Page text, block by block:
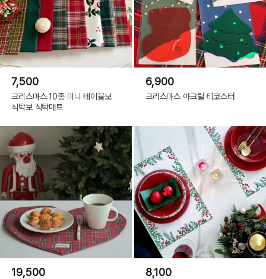
7,500
크리스마스 10종 미니 테이블보
식탁보 식탁매트
6,900
크리스마스 아크릴 티코스터
19,500 8,100